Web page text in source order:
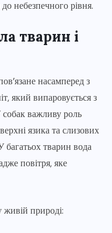
небезпечного рівня.
тварин і
насамперед з
який випаровується з
важливу роль
язика та слизових
багатьох тварин вода
повітря, яке
природі: